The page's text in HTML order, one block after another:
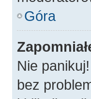
Góra
Nie
bez